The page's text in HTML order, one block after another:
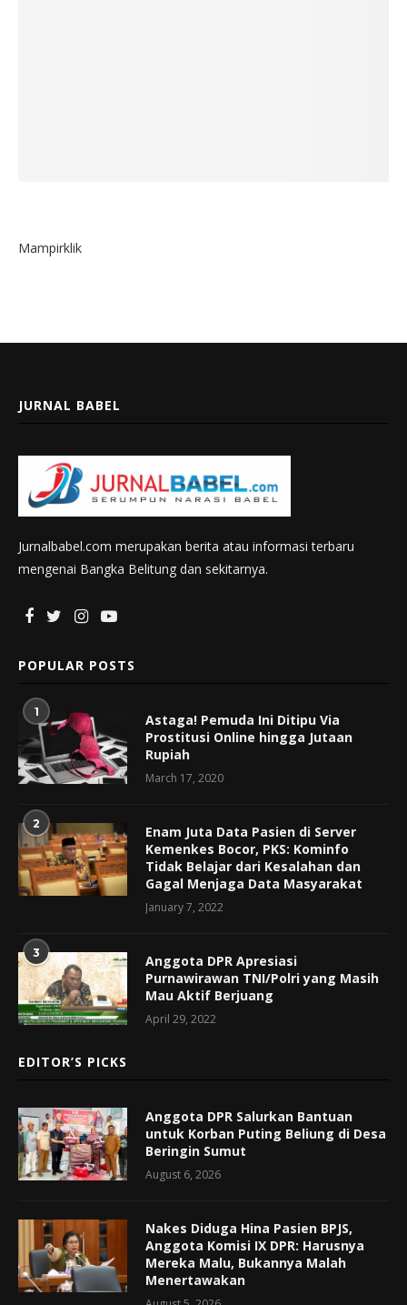
Mampirklik
JURNAL BABEL
Jurnalbabel.com merupakan berita atau informasi terbaru
mengenai Bangka Belitung dan sekitarnya.
POPULAR POSTS
1
Astaga! Pemuda Ini Ditipu Via
Prostitusi Online hingga Jutaan
Rupiah
March 17, 2020
2
Enam Juta Data Pasien di Server
Kemenkes Bocor, PKS: Kominfo
Tidak Belajar dari Kesalahan dan
Gagal Menjaga Data Masyarakat
January 7, 2022
3
Anggota DPR Apresiasi
Purnawirawan TNI/Polri yang Masih
Mau Aktif Berjuang
April 29, 2022
EDITOR’S PICKS
Anggota DPR Salurkan Bantuan
untuk Korban Puting Beliung di Desa
Beringin Sumut
August 6, 2026
Nakes Diduga Hina Pasien BPJS,
Anggota Komisi IX DPR: Harusnya
Mereka Malu, Bukannya Malah
Menertawakan